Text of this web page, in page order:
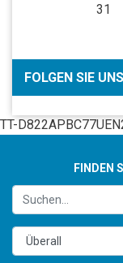
31
FOLGEN SIE
TT-
FINDEN